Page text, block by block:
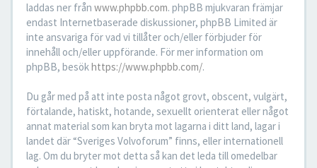
laddas ner från www.phpbb.com. phpBB mjukvaran främjar
endast Internetbaserade diskussioner, phpBB Limited är
inte ansvariga för vad vi tillåter och/eller förbjuder för
innehåll och/eller uppförande. För mer information om
phpBB, besökhttps://www.phpbb.com/.
Du går med på att inte posta något grovt, obscent, vulgärt,
förtalande, hatiskt, hotande, sexuellt orienterat eller något
annat material som kan bryta mot lagarna i ditt land, lagar i
landet där “Sveriges Volvoforum” finns, eller internationell
lag. Om du bryter mot detta så kan det leda till omedelbar